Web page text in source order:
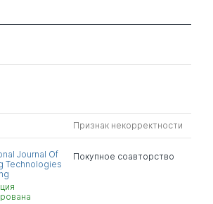
Признак некорректности
Journal Of
Technologies
Покупное соавторство